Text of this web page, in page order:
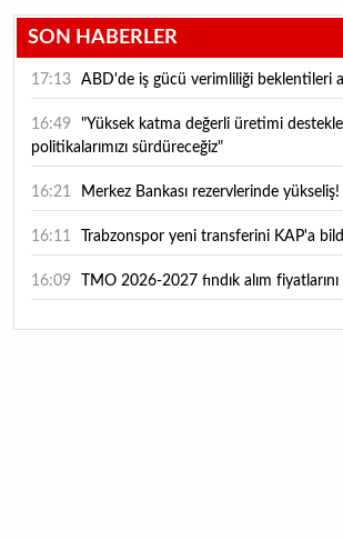
SON HABERLER
17:13 ABD'de iş gücü verimliliği beklentileri
16:49
politikalarımızı sürdüreceğiz"
16:21 Merkez Bankası rezervlerinde
16:11 Trabzonspor yeni transferini KAP'a
16:09 TMO 2026-2027 fındık alım fiyatlarını